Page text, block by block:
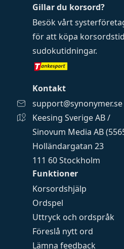
Funktioner
Korsordshjälp
Ordspel
Uttryck och ordspråk
Föreslå nytt ord
Lämna feedback
Gillar du korsord?
Besök vårt
för att köpa
sudokutidningar.
Kontakt
support@synonymer.se
Keesing Sverige AB /
Sinovum Media AB
Holländargatan 23
111 60 Stockholm